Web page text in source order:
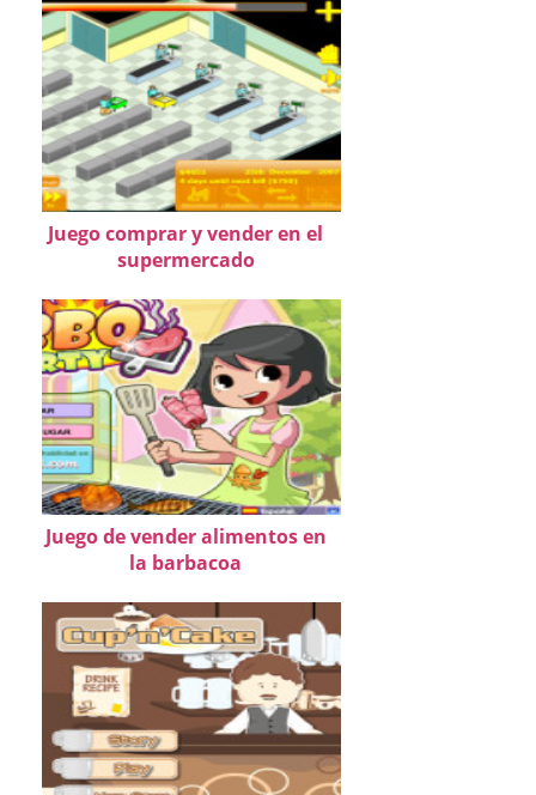
Juego comprar y vender en el
supermercado
Juego de vender alimentos en
la barbacoa